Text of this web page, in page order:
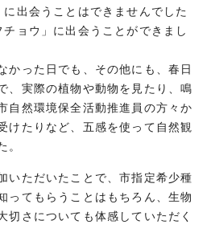
出会うことはできませんでした
ョウ」に出会うことができまし
かった日でも、その他にも、春日
、実際の植物や動物を見たり、鳴
自然環境保全活動推進員の方々か
けたりなど、五感を使って自然観
。
いただいたことで、市指定希少種
ってもらうことはもちろん、生物
切さについても体感していただく